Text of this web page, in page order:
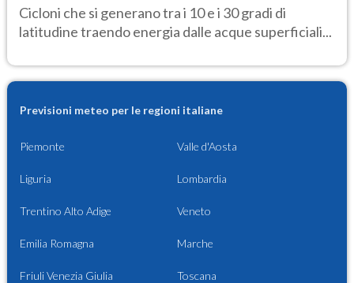
Cicloni che si generano tra i 10 e i 30 gradi di
latitudine traendo energia dalle acque superficiali...
Previsioni meteo per le regioni italiane
Piemonte Valle d'Aosta
Liguria Lombardia
Trentino Alto Adige Veneto
Emilia Romagna Marche
Friuli Venezia Giulia Toscana